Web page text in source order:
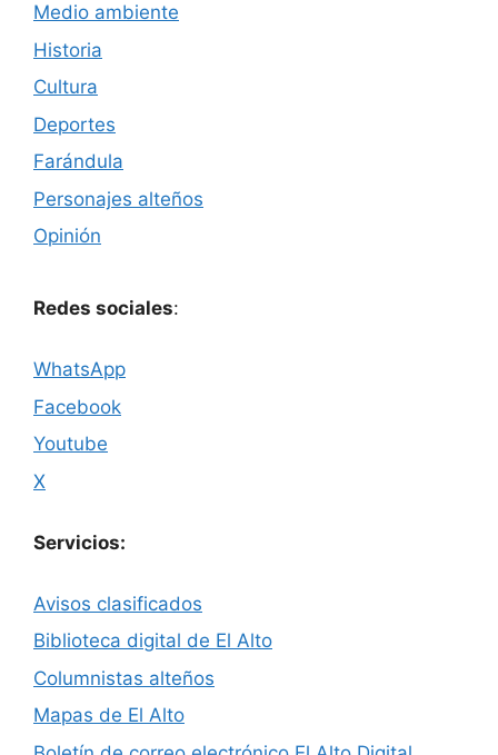
Medio ambiente
Historia
Cultura
Deportes
Farándula
Personajes alteños
Opinión
Redes sociales:
WhatsApp
Facebook
Youtube
X
Servicios:
Avisos clasificados
Biblioteca digital de El Alto
Columnistas alteños
Mapas de El Alto